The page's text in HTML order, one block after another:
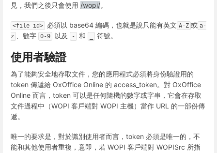
見，我們之後只會使用 /wopi/。
<file id> 必須以 base64 編碼，也就是說只能有英文 A-Z 或 a-
z
、數字 0-9 以及 - 和 符號。
使用者驗證
為了能夠安全地存取文件，您的應用程式必須將身份驗證用的
token 傳遞給 OxOffice Online 的 access_token。對 OxOffice
Online 而言，token 可以是任何隨機的數字或字串，它會在存取
文件過程中（WOPI 客戶端對 WOPI 主機）當作 URL 的一部份傳
遞。
唯一的要求是，對於識別使用者而言，token 必須是唯一的，不
能和其他使用者重複，意即，若 WOPI 客戶端對 WOPISrc 所指